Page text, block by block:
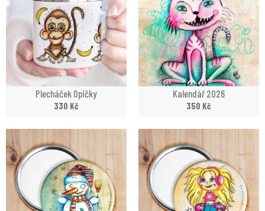
Plecháček Opičky
330 Kč
Kalendář 2026
350 Kč